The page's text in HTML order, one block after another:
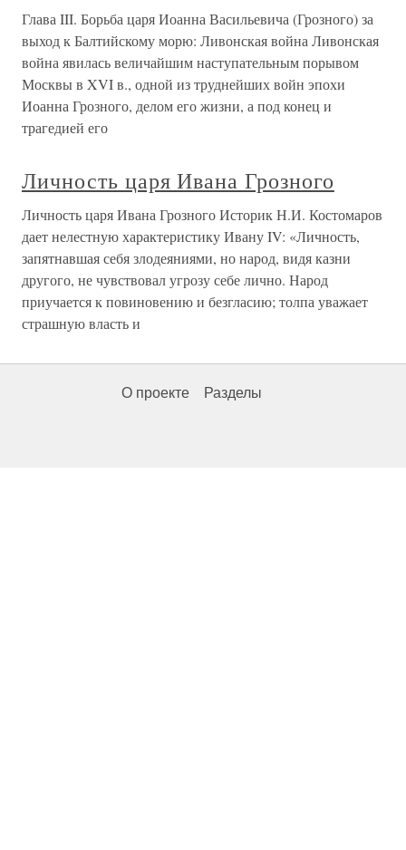
Глава III. Борьба царя Иоанна Васильевича (Грозного) за
выход к Балтийскому морю: Ливонская война Ливонская
война явилась величайшим наступательным порывом
Москвы в XVI в., одной из труднейших войн эпохи
Иоанна Грозного, делом его жизни, а под конец и
трагедией его
Личность царя Ивана Грозного
Личность царя Ивана Грозного Историк Н.И. Костомаров
дает нелестную характеристику Ивану IV: «Личность,
запятнавшая себя злодеяниями, но народ, видя казни
другого, не чувствовал угрозу себе лично. Народ
приучается к повиновению и безгласию; толпа уважает
страшную власть и
О проекте Разделы